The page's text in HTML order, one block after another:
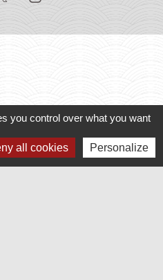
you control over what you want
all cookies Personalize